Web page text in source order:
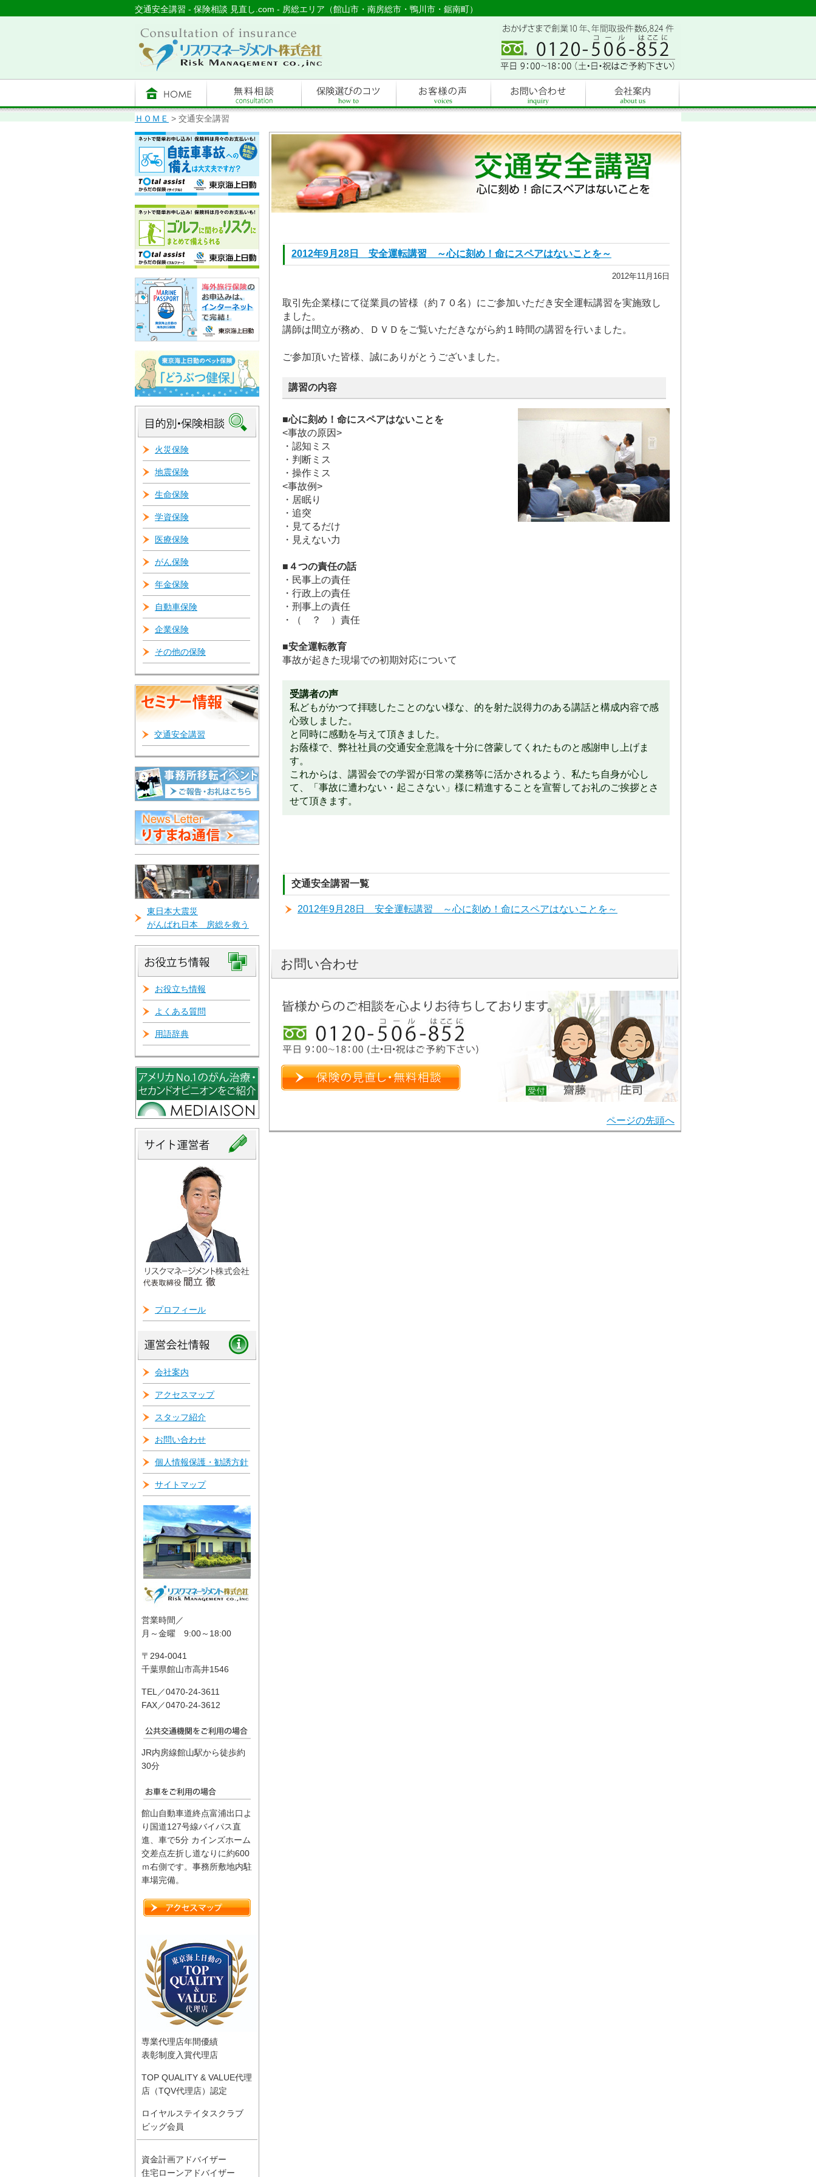
交通安全講習 - 保険相談 見直し.com - 房総エリア（館山市・南房総市・鴨川市・鋸南町）
ＨＯＭＥ > 交通安全講習
2012年9月28日 安全運転講習 ～心に刻め！命にスペアはないことを～
2012年11月16日
取引先企業様にて従業員の皆様（約７０名）にご参加いただき安全運転講習を実施致し
ました。
講師は間立が務め、ＤＶＤをご覧いただきながら約１時間の講習を行いました。
ご参加頂いた皆様、誠にありがとうございました。
講習の内容
■心に刻め！命にスペアはないことを
<事故の原因>
・認知ミス
・判断ミス
・操作ミス
<事故例>
・居眠り
・追突
・見てるだけ
・見えない力
■４つの責任の話
・民事上の責任
・行政上の責任
・刑事上の責任
・（ ？ ）責任
■安全運転教育
事故が起きた現場での初期対応について
受講者の声
私どもがかつて拝聴したことのない様な、的を射た説得力のある講話と構成内容で感
心致しました。
と同時に感動を与えて頂きました。
お蔭様で、弊社社員の交通安全意識を十分に啓蒙してくれたものと感謝申し上げま
す。
これからは、講習会での学習が日常の業務等に活かされるよう、私たち自身が心し
て、「事故に遭わない・起こさない」様に精進することを宣誓してお礼のご挨拶とさ
せて頂きます。
交通安全講習一覧
2012年9月28日 安全運転講習 ～心に刻め！命にスペアはないことを～
お問い合わせ
ページの先頭へ
火災保険
地震保険
生命保険
学資保険
医療保険
がん保険
年金保険
自動車保険
企業保険
その他の保険
交通安全講習
東日本大震災
がんばれ日本 房総を救う
お役立ち情報
よくある質問
用語辞典
プロフィール
会社案内
アクセスマップ
スタッフ紹介
お問い合わせ
個人情報保護・勧誘方針
サイトマップ
営業時間／
月～金曜 9:00～18:00
〒294-0041
千葉県館山市高井1546
TEL／0470-24-3611
FAX／0470-24-3612
JR内房線館山駅から徒歩約
30分
館山自動車道終点富浦出口よ
り国道127号線バイパス直
進、車で5分 カインズホーム
交差点左折し道なりに約600
ｍ右側です。事務所敷地内駐
車場完備。
専業代理店年間優績
表彰制度入賞代理店
TOP QUALITY & VALUE代理
店（TQV代理店）認定
ロイヤルステイタスクラブ
ビッグ会員
資金計画アドバイザー
住宅ローンアドバイザー